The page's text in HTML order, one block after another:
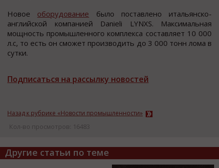
Новое оборудование было поставлено итальянско-
английской компанией Danieli LYNXS. Максимальная
мощность промышленного комплекса составляет 10 000
л.с, то есть он сможет производить до 3 000 тонн лома в
сутки.
Подписаться на рассылку новостей
Назад к рубрике «Новости промышленности»
Кол-во просмотров: 16483
Другие статьи по теме